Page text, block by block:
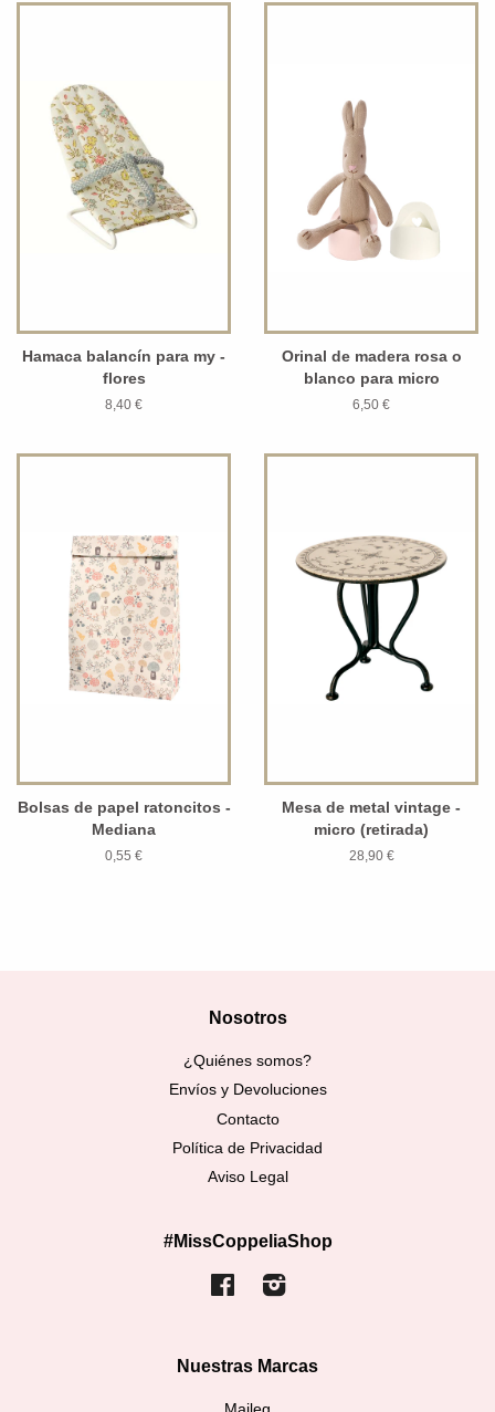
Hamaca balancín para my -
flores
8,40 €
Orinal de madera rosa o
blanco para micro
6,50 €
Bolsas de papel ratoncitos -
Mediana
0,55 €
Mesa de metal vintage -
micro (retirada)
28,90 €
Nosotros
¿Quiénes somos?
Envíos y Devoluciones
Contacto
Política de Privacidad
Aviso Legal
#MissCoppeliaShop
FacebookInstagram
Nuestras Marcas